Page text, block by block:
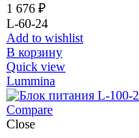
1 676 ₽
L-60-24
Add to wishlist
В корзину
Quick view
Lummina
Compare
Close